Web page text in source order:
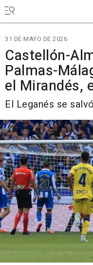
31 DE MAYO DE 2026
Castellón-
Palmas-
el Mirandés,
El Leganés se